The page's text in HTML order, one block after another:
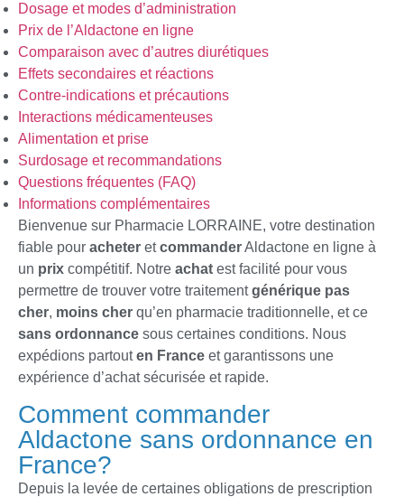
Dosage et modes d’administration
Prix de l’Aldactone en ligne
Comparaison avec d’autres diurétiques
Effets secondaires et réactions
Contre-indications et précautions
Interactions médicamenteuses
Alimentation et prise
Surdosage et recommandations
Questions fréquentes (FAQ)
Informations complémentaires
Bienvenue sur Pharmacie LORRAINE, votre destination
fiable pour acheter etcommanderAldactone en ligne à
un prix compétitif. Notre achat est facilité pour vous
permettre de trouver votre traitementgénérique pas
cher, moins cher qu’en pharmacie traditionnelle, et ce
sans ordonnance sous certaines conditions. Nous
expédions partouten France et garantissons une
expérience d’achat sécurisée et rapide.
Comment commander
Aldactone sans ordonnance en
France?
Depuis la levée de certaines obligations de prescription